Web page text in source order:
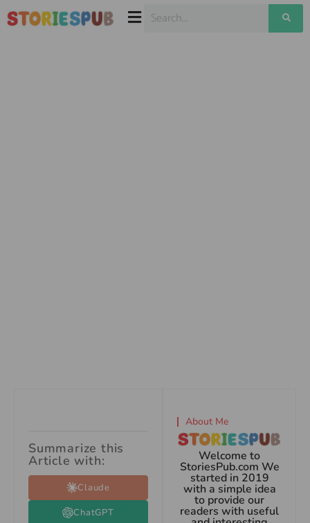
Summarize this
Article with:
Claude
ChatGPT
About Me
Welcome to
StoriesPub.com We
started in 2019
with a simple idea
to provide our
readers with useful